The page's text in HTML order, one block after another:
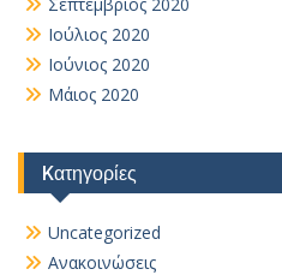
Ιούλιος 2020
Ιούνιος 2020
Μάιος 2020
Kατηγορίες
Uncategorized
Ανακοινώσεις